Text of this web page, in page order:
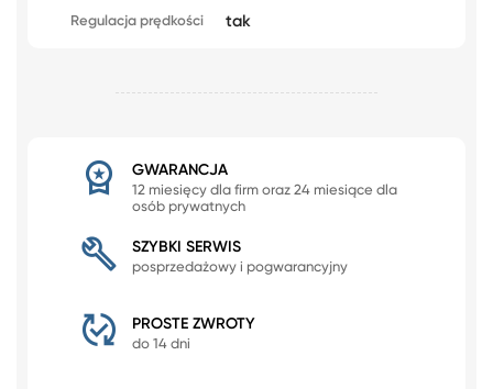
Regulacja prędkości tak
GWARANCJA
12 miesięcy dla firm oraz 24 miesiące dla
osób prywatnych
SZYBKI SERWIS
posprzedażowy i pogwarancyjny
PROSTE ZWROTY
do 14 dni